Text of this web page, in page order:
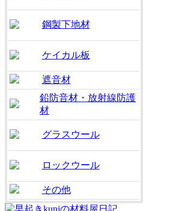
鋼製下地材
ケイカル板
遮音材
鉛防音材・放射線防護
材
グラスウール
ロックウール
その他